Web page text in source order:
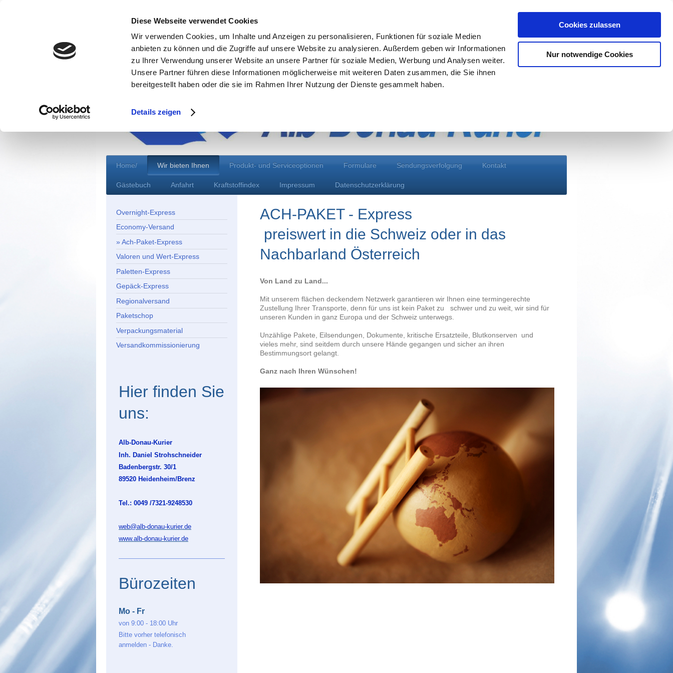
Diese Webseite verwendet Cookies
Wir verwenden Cookies, um Inhalte und Anzeigen zu personalisieren, Funktionen für soziale Medien
anbieten zu können und die Zugriffe auf unsere Website zu analysieren. Außerdem geben wir Informationen
zu Ihrer Verwendung unserer Website an unsere Partner für soziale Medien, Werbung und Analysen weiter.
Unsere Partner führen diese Informationen möglicherweise mit weiteren Daten zusammen, die Sie ihnen
bereitgestellt haben oder die sie im Rahmen Ihrer Nutzung der Dienste gesammelt haben.
Details zeigen
Cookies zulassen
Nur notwendige Cookies
Der Kurier bringt´s ...
Home/ Wir bieten Ihnen Produkt- und Serviceoptionen Formulare Sendungsverfolgung Kontakt
Gästebuch Anfahrt Kraftstoffindex Impressum Datenschutzerklärung
ACH-PAKET - Express
preiswert in die Schweiz oder in das
Nachbarland Österreich
Von Land zu Land...
Mit unserem flächen deckendem Netzwerk garantieren wir Ihnen eine termingerechte
Zustellung Ihrer Transporte, denn für uns ist kein Paket zu schwer und zu weit, wir sind für
unseren Kunden in ganz Europa und der Schweiz unterwegs.
Unzählige Pakete, Eilsendungen, Dokumente, kritische Ersatzteile, Blutkonserven und
vieles mehr, sind seitdem durch unsere Hände gegangen und sicher an ihren
Bestimmungsort gelangt.
Ganz nach Ihren Wünschen!
Overnight-Express
Economy-Versand
Ach-Paket-Express
Valoren und Wert-Express
Paletten-Express
Gepäck-Express
Regionalversand
Paketschop
Verpackungsmaterial
Versandkommissionierung
Hier finden Sie
uns:
Alb-Donau-Kurier
Inh. Daniel Strohschneider
Badenbergstr. 30/1
89520 Heidenheim/Brenz
Tel.: 0049 /7321-9248530
web@alb-donau-kurier.de
www.alb-donau-kurier.de
Bürozeiten
Mo - Fr
von 9:00 - 18:00 Uhr
Bitte vorher telefonisch
anmelden - Danke.